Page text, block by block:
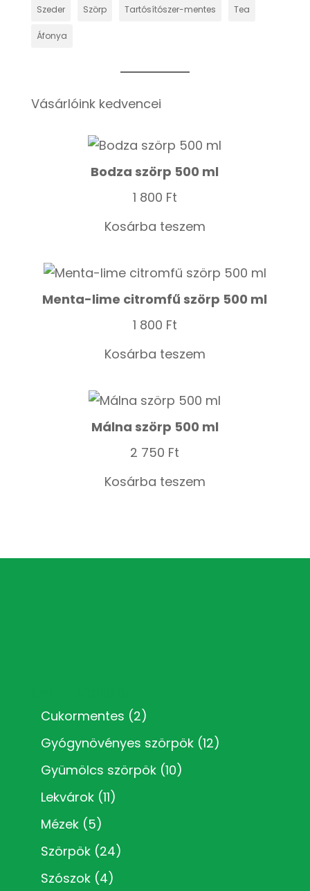
Szeder Szörp Tartósítószer-mentes Tea
Áfonya
Vásárlóink kedvencei
Bodza szörp 500 ml
1 800 Ft
Kosárba teszem
Menta-lime citromfű szörp 500 ml
1 800 Ft
Kosárba teszem
Málna szörp 500 ml
2 750 Ft
Kosárba teszem
Cukormentes (2)
Gyógynövényes szörpök (12)
Gyümölcs szörpök (10)
Lekvárok (11)
Mézek (5)
Szörpök (24)
Szószok (4)